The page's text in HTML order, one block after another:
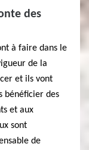
des
à faire dans le
de la
et ils vont
bénéficier des
et aux
sont
de